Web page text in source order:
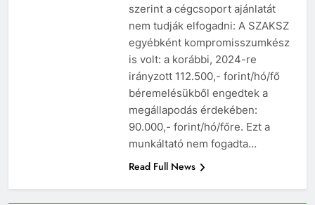
szerint a cégcsoport ajánlatát
nem tudják elfogadni: A SZAKSZ
egyébként kompromisszumkész
is volt: a korábbi, 2024-re
irányzott 112.500,- forint/hó/fő
béremelésükből engedtek a
megállapodás érdekében:
90.000,- forint/hó/főre. Ezt a
munkáltató nem fogadta…
Read Full News